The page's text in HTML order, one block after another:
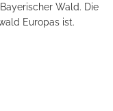
Wald. Die
Europas ist.